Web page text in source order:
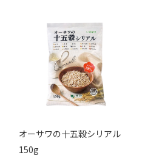
オーサワの十五穀シリアル
150g